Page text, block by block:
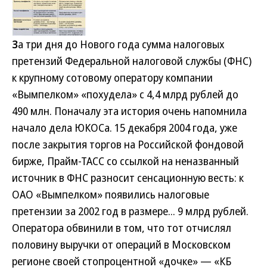
За три дня до Нового года сумма налоговых
претензий Федеральной налоговой службы (ФНС)
к крупному сотовому оператору компании
«Вымпелком» «похудела» с 4,4 млрд рублей до
490 млн. Поначалу эта история очень напомнила
начало дела ЮКОСа. 15 декабря 2004 года, уже
после закрытия торгов на Российской фондовой
бирже, Прайм-ТАСС со ссылкой на неназванный
источник в ФНС разносит сенсационную весть: к
ОАО «Вымпелком» появились налоговые
претензии за 2002 год в размере... 9 млрд рублей.
Оператора обвинили в том, что тот отчислял
половину выручки от операций в Московском
регионе своей стопроцентной «дочке» — «КБ